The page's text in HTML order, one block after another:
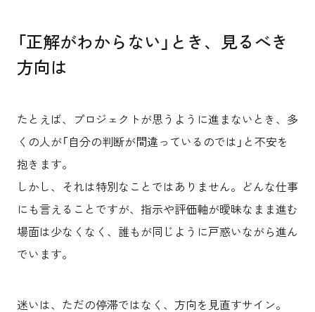
「正解がわからない」とき、見るべき
方向は
たとえば、プロジェクトが思うように進まないとき、多
くの人が「自分の判断が間違っているのでは」と不安を
抱きます。
しかし、それは特別なことではありません。どんな仕事
にも言えることですが、指示や評価軸が曖昧なまま進む
場面は少なくなく、誰もが同じように戸惑いながら進ん
でいます。
迷いは、ただの停滞ではなく、方向を見直すサイン。